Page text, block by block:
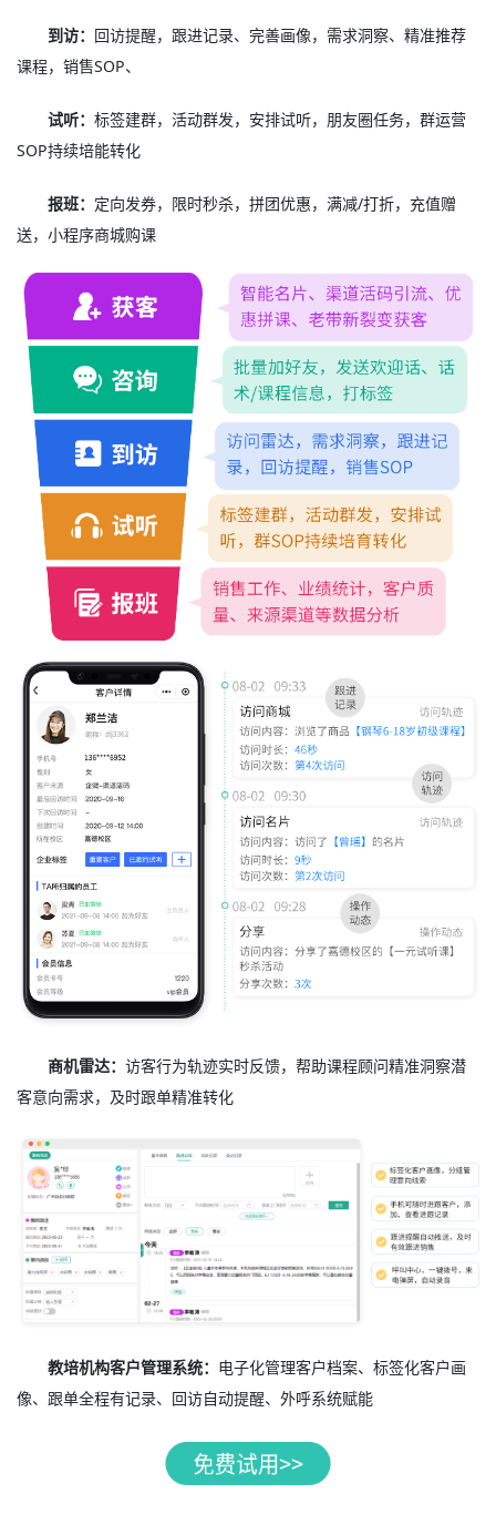
到访： 回访提醒，跟进记录、完善画像，需求洞察、精准推荐
课程，销售SOP、
试听：标签建群，活动群发，安排试听，朋友圈任务，群运营
SOP持续培能转化
报班： 定向发券，限时秒杀，拼团优惠，满减/打折，充值赠
送，小程序商城购课
商机雷达：访客行为轨迹实时反馈，帮助课程顾问精准洞察潜
客意向需求，及时跟单精准转化
教培机构客户管理系统： 电子化管理客户档案、标签化客户画
像、跟单全程有记录、回访自动提醒、外呼系统赋能